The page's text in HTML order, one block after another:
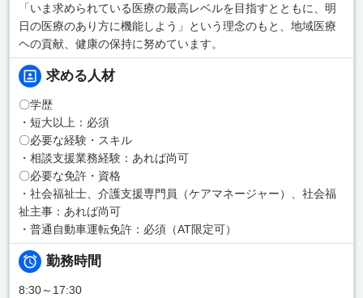
「いま求められている医療の最高レベルを目指すとともに、明
日の医療のあり方に機能しよう」という理念のもと、地域医療
ヘの貢献、健康の保持に努めています。
求める人材
〇学歴
・短大以上：必須
〇必要な経験・スキル
・相談支援業務経験：あれば尚可
〇必要な免許・資格
・社会福祉士、介護支援専門員（ケアマネージャー）、社会福
祉主事：あれば尚可
・普通自動車運転免許：必須（AT限定可）
勤務時間
8:30～17:30